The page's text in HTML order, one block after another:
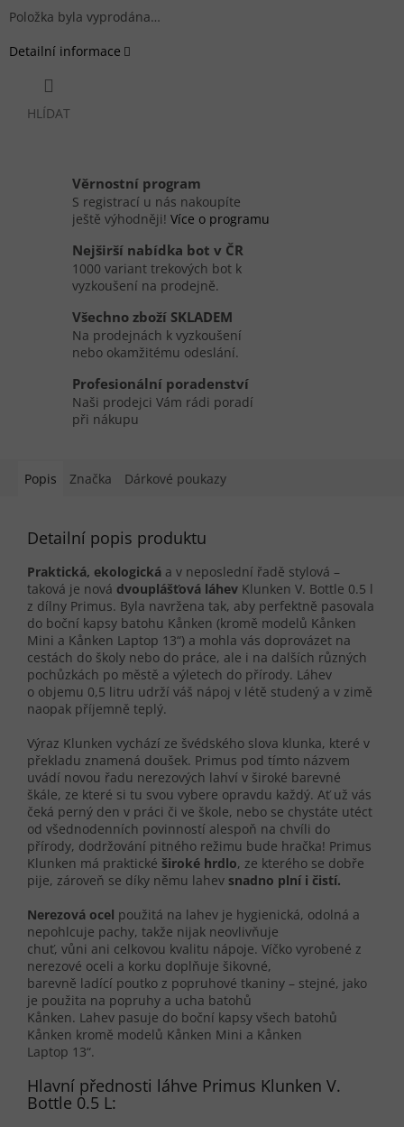
Položka byla vyprodána…
Detailní informace
HLÍDAT
Věrnostní program
S registrací u nás nakoupíte
ještě výhodněji! Více o programu
Nejširší nabídka bot v ČR
1000 variant trekových bot k
vyzkoušení na prodejně.
Všechno zboží SKLADEM
Na prodejnách k vyzkoušení
nebo okamžitému odeslání.
Profesionální poradenství
Naši prodejci Vám rádi poradí
při nákupu
Popis Značka Dárkové poukazy
Detailní popis produktu
Praktická, ekologická a v neposlední řadě stylová –
taková je nová dvouplášťová láhev Klunken V. Bottle 0.5 l
z dílny Primus. Byla navržena tak, aby perfektně pasovala
do boční kapsy batohu Kånken (kromě modelů Kånken
Mini a Kånken Laptop 13“) a mohla vás doprovázet na
cestách do školy nebo do práce, ale i na dalších různých
pochůzkách po městě a výletech do přírody. Láhev
o objemu 0,5 litru udrží váš nápoj v létě studený a v zimě
naopak příjemně teplý.
Výraz Klunken vychází ze švédského slova klunka, které v
překladu znamená doušek. Primus pod tímto názvem
uvádí novou řadu nerezových lahví v široké barevné
škále, ze které si tu svou vybere opravdu každý. Ať už vás
čeká perný den v práci či ve škole, nebo se chystáte utéct
od všednodenních povinností alespoň na chvíli do
přírody, dodržování pitného režimu bude hračka! Primus
Klunken má praktické široké hrdlo, ze kterého se dobře
pije, zároveň se díky němu lahev snadno plní i čistí.
Nerezová ocel použitá na lahev je hygienická, odolná a
nepohlcuje pachy, takže nijak neovlivňuje
chuť, vůni ani celkovou kvalitu nápoje. Víčko vyrobené z
nerezové oceli a korku doplňuje šikovné,
barevně ladící poutko z popruhové tkaniny – stejné, jako
je použita na popruhy a ucha batohů
Kånken. Lahev pasuje do boční kapsy všech batohů
Kånken kromě modelů Kånken Mini a Kånken
Laptop 13“.
Hlavní přednosti láhve Primus Klunken V.
Bottle 0.5 L: